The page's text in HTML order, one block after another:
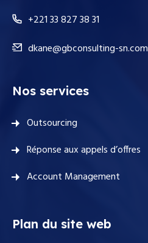
+221 33 827 38 31
dkane@gbconsulting-sn.com
Nos services
Outsourcing
Réponse aux appels d’offres
Account Management
Plan du site web